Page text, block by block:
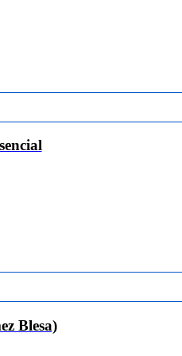
Blesa)